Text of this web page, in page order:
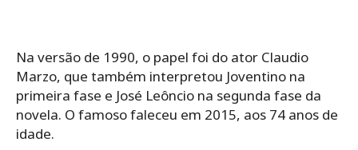
Na versão de 1990, o papel foi do ator Claudio
Marzo, que também interpretou Joventino na
primeira fase e José Leôncio na segunda fase da
novela. O famoso faleceu em 2015, aos 74 anos de
idade.